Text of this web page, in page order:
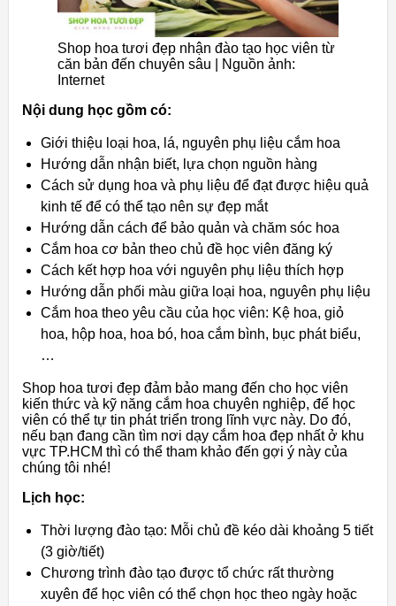
Shop hoa tươi đẹp nhận đào tạo học viên từ
căn bản đến chuyên sâu | Nguồn ảnh:
Internet
Nội dung học gồm có:
Giới thiệu loại hoa, lá, nguyên phụ liệu cắm hoa
Hướng dẫn nhận biết, lựa chọn nguồn hàng
Cách sử dụng hoa và phụ liệu để đạt được hiệu quả
kinh tế để có thể tạo nên sự đẹp mắt
Hướng dẫn cách để bảo quản và chăm sóc hoa
Cắm hoa cơ bản theo chủ đề học viên đăng ký
Cách kết hợp hoa với nguyên phụ liệu thích hợp
Hướng dẫn phối màu giữa loại hoa, nguyên phụ liệu
Cắm hoa theo yêu cầu của học viên: Kệ hoa, giỏ
hoa, hộp hoa, hoa bó, hoa cắm bình, bục phát biểu,
…
Shop hoa tươi đẹp đảm bảo mang đến cho học viên
kiến thức và kỹ năng cắm hoa chuyên nghiệp, để học
viên có thể tự tin phát triển trong lĩnh vực này. Do đó,
nếu bạn đang cần tìm nơi dạy cắm hoa đẹp nhất ở khu
vực TP.HCM thì có thể tham khảo đến gợi ý này của
chúng tôi nhé!
Lịch học:
Thời lượng đào tạo: Mỗi chủ đề kéo dài khoảng 5 tiết
(3 giờ/tiết)
Chương trình đào tạo được tổ chức rất thường
xuyên để học viên có thể chọn học theo ngày hoặc